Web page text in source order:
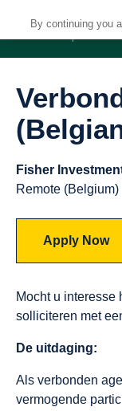
Fisher
Remote (Belgium)
Apply Now
Mocht u interesse
solliciteren met
De uitdaging:
Als verbonden
vermogende
By continuing you